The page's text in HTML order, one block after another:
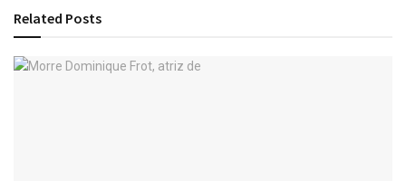
Related Posts